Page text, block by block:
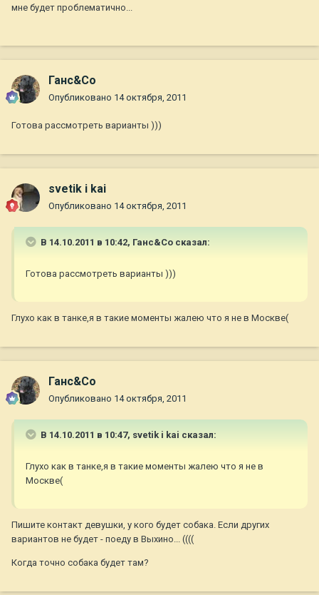
мне будет проблематично...
Ганс&Co
Опубликовано 14 октября, 2011
Готова рассмотреть варианты )))
svetik i kai
Опубликовано 14 октября, 2011
В 14.10.2011 в 10:42, Ганс&Co сказал:
Готова рассмотреть варианты )))
Глухо как в танке,я в такие моменты жалею что я не в Москве(
Ганс&Co
Опубликовано 14 октября, 2011
В 14.10.2011 в 10:47, svetik i kai сказал:
Глухо как в танке,я в такие моменты жалею что я не в
Москве(
Пишите контакт девушки, у кого будет собака. Если других
вариантов не будет - поеду в Выхино... ((((
Когда точно собака будет там?